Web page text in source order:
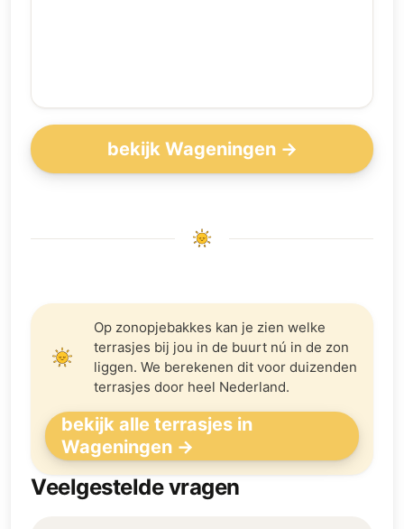
bekijk Wageningen →
Op zonopjebakkes kan je zien welke
terrasjes bij jou in de buurt nú in de zon
liggen. We berekenen dit voor duizenden
terrasjes door heel Nederland.
bekijk alle terrasjes in
Wageningen →
Veelgestelde vragen